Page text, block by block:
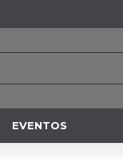
EVENTOS